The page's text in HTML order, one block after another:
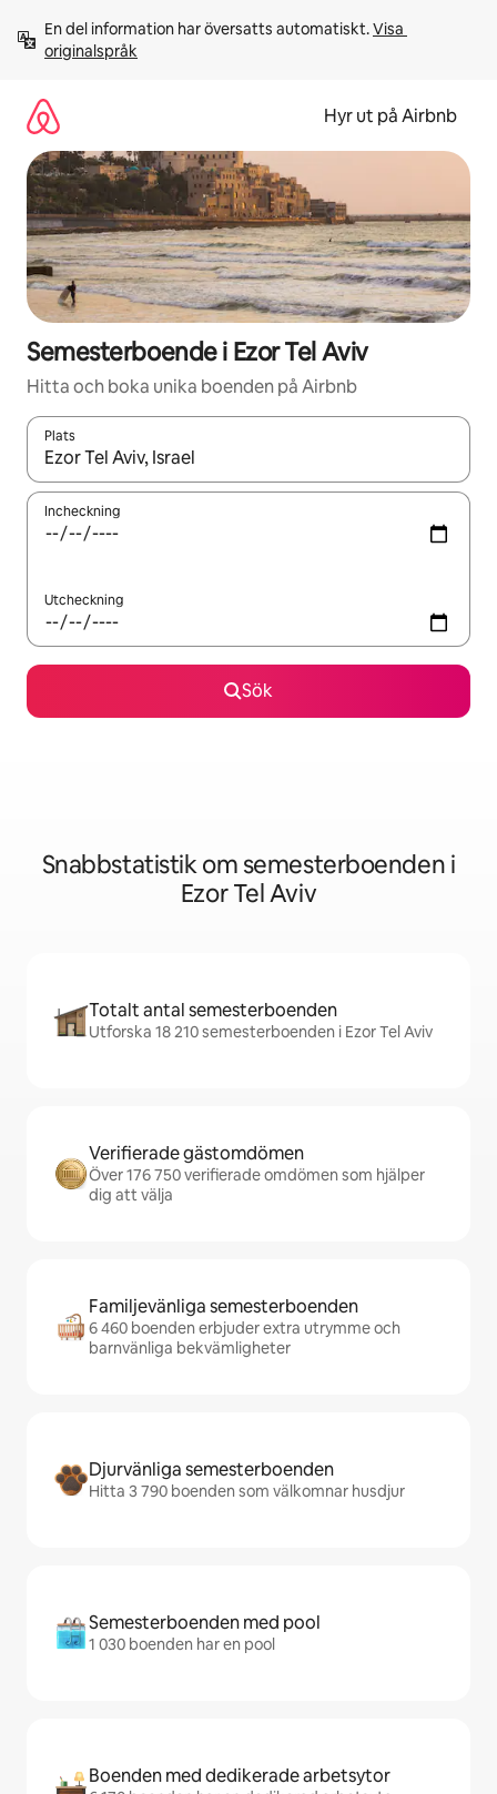
innehåll
En del information har översatts automatiskt. Visa
originalspråk
Hyr ut på Airbnb
Semesterboende i Ezor Tel Aviv
Hitta och boka unika boenden på Airbnb
Plats
När resultaten är tillgängliga kan du navigera med upp- och
Incheckning
Utcheckning
Sök
Snabbstatistik om semesterboenden i
Ezor Tel Aviv
Totalt antal semesterboenden
Utforska 18 210 semesterboenden i Ezor Tel Aviv
Verifierade gästomdömen
Över 176 750 verifierade omdömen som hjälper
dig att välja
Familjevänliga semesterboenden
6 460 boenden erbjuder extra utrymme och
barnvänliga bekvämligheter
Djurvänliga semesterboenden
Hitta 3 790 boenden som välkomnar husdjur
Semesterboenden med pool
1 030 boenden har en pool
Boenden med dedikerade arbetsytor